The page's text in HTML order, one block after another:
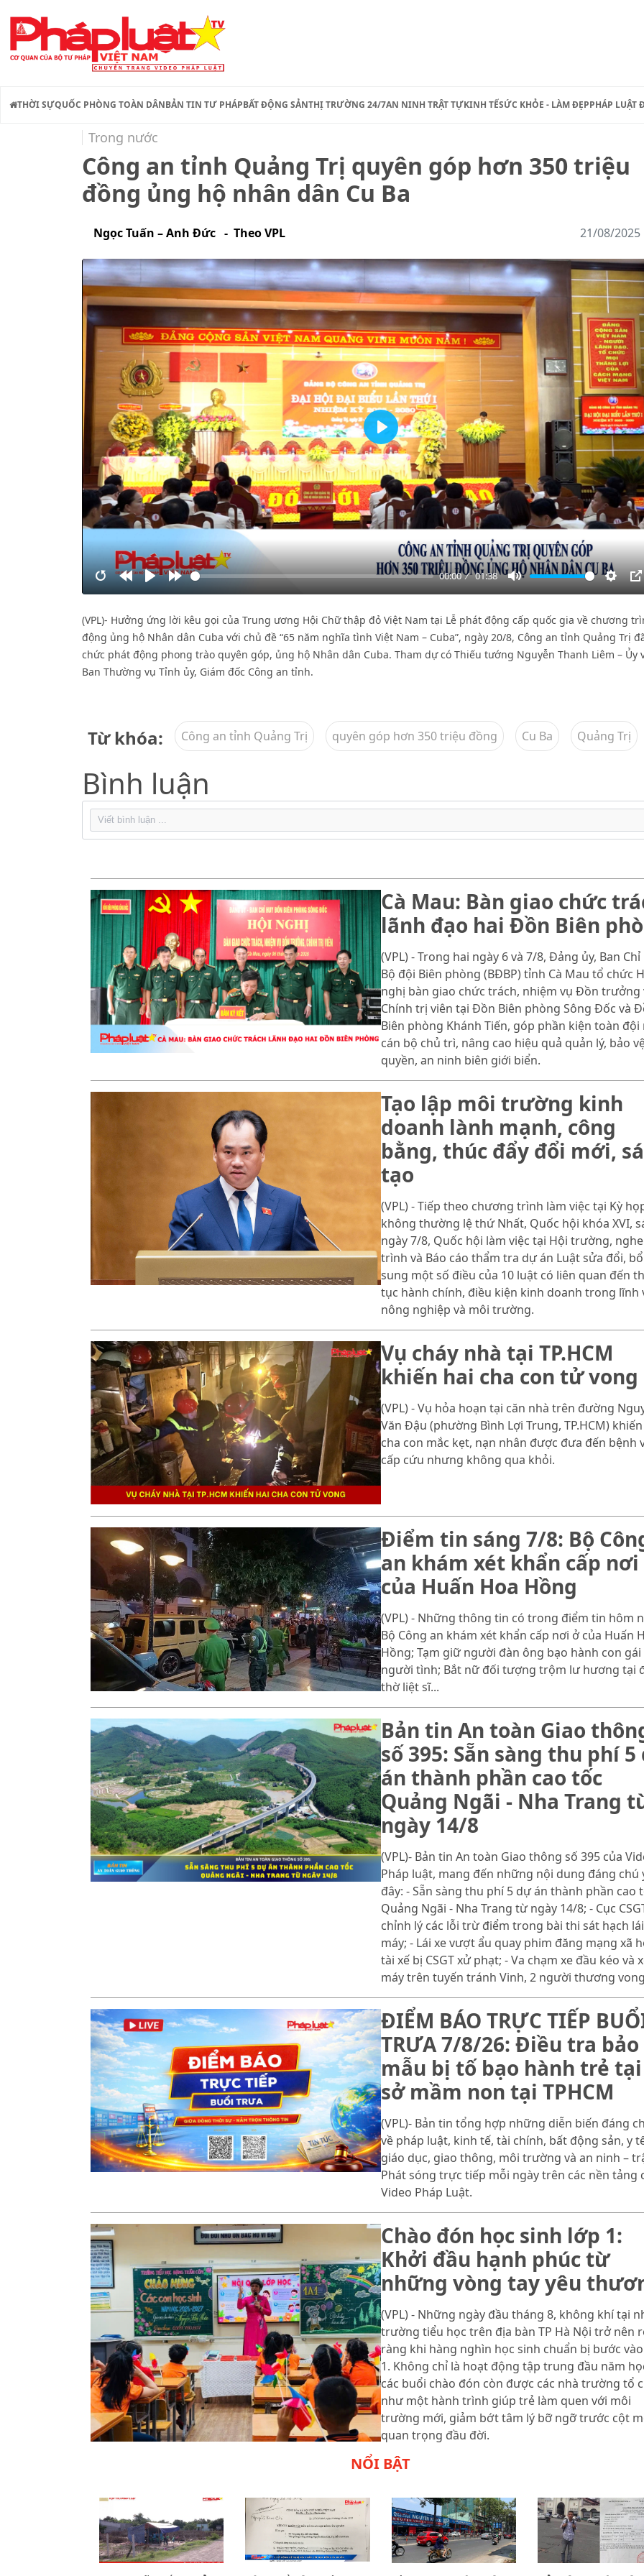
THỜI SỰQUỐC PHÒNG TOÀN DÂNBẢN TIN TƯ PHÁPBẤT ĐỘNG SẢNTHỊ TRƯỜNG 24/7AN NINH TRẬT TỰKINH TẾSỨC KHỎE - LÀM ĐẸPPHÁP LUẬT
Trong nước
Công an tỉnh Quảng Trị quyên góp hơn 350 triệu
đồng ủng hộ nhân dân Cu Ba
Ngọc Tuấn – Anh Đức - Theo VPL 21/08/2025
RestartRewindPlay Forward
00:00 01:38
Mute
Play
(VPL)- Hưởng ứng lời kêu gọi của Trung ương Hội Chữ thập đỏ Việt Nam tại Lễ phát động cấp quốc gia về chương
động ủng hộ Nhân dân Cuba với chủ đề “65 năm nghĩa tình Việt Nam – Cuba”, ngày 20/8, Công an tỉnh Quảng Trị
chức phát động phong trào quyên góp, ủng hộ Nhân dân Cuba. Tham dự có Thiếu tướng Nguyễn Thanh Liêm – Ủy
Ban Thường vụ Tỉnh ủy, Giám đốc Công an tỉnh.
Từ khóa: Công an tỉnh Quảng Trị quyên góp hơn 350 triệu đồng Cu Ba Quảng Trị
Bình luận
Cà Mau: Bàn giao chức
lãnh đạo hai Đồn Biên
(VPL) - Trong hai ngày 6 và 7/8, Đảng ủy, Ban Chỉ
Bộ đội Biên phòng (BĐBP) tỉnh Cà Mau tổ chức
nghị bàn giao chức trách, nhiệm vụ Đồn trưởng
Chính trị viên tại Đồn Biên phòng Sông Đốc và
Biên phòng Khánh Tiến, góp phần kiện toàn đội
cán bộ chủ trì, nâng cao hiệu quả quản lý, bảo
quyền, an ninh biên giới biển.
Tạo lập môi trường kinh
doanh lành mạnh, công
bằng, thúc đẩy đổi mới,
tạo
(VPL) - Tiếp theo chương trình làm việc tại Kỳ
không thường lệ thứ Nhất, Quốc hội khóa XVI,
ngày 7/8, Quốc hội làm việc tại Hội trường, nghe
trình và Báo cáo thẩm tra dự án Luật sửa đổi, bổ
sung một số điều của 10 luật có liên quan đến
tục hành chính, điều kiện kinh doanh trong lĩnh
nông nghiệp và môi trường.
Vụ cháy nhà tại TP.HCM
khiến hai cha con tử vong
(VPL) - Vụ hỏa hoạn tại căn nhà trên đường
Văn Đậu (phường Bình Lợi Trung, TP.HCM)
cha con mắc kẹt, nạn nhân được đưa đến bệnh
cấp cứu nhưng không qua khỏi.
Điểm tin sáng 7/8: Bộ
an khám xét khẩn cấp nơi
của Huấn Hoa Hồng
(VPL) - Những thông tin có trong điểm tin hôm
Bộ Công an khám xét khẩn cấp nơi ở của Huấn
Hồng; Tạm giữ người đàn ông bạo hành con gái
người tình; Bắt nữ đối tượng trộm lư hương tại
thờ liệt sĩ...
Bản tin An toàn Giao
số 395: Sẵn sàng thu phí
án thành phần cao tốc
Quảng Ngãi - Nha Trang
ngày 14/8
(VPL)- Bản tin An toàn Giao thông số 395 của
Pháp luật, mang đến những nội dung đáng chú
đây: - Sẵn sàng thu phí 5 dự án thành phần cao
Quảng Ngãi - Nha Trang từ ngày 14/8; - Cục
chỉnh lý các lỗi trừ điểm trong bài thi sát hạch
máy; - Lái xe vượt ẩu quay phim đăng mạng xã
tài xế bị CSGT xử phạt; - Va chạm xe đầu kéo và
máy trên tuyến tránh Vinh, 2 người thương
ĐIỂM BÁO TRỰC TIẾP
TRƯA 7/8/26: Điều tra bảo
mẫu bị tố bạo hành trẻ
sở mầm non tại TPHCM
(VPL)- Bản tin tổng hợp những diễn biến đáng
về pháp luật, kinh tế, tài chính, bất động sản, y
giáo dục, giao thông, môi trường và an ninh –
Phát sóng trực tiếp mỗi ngày trên các nền tảng
Video Pháp Luật.
Chào đón học sinh lớp 1:
Khởi đầu hạnh phúc từ
những vòng tay yêu
(VPL) - Những ngày đầu tháng 8, không khí tại
trường tiểu học trên địa bàn TP Hà Nội trở nên
ràng khi hàng nghìn học sinh chuẩn bị bước
1. Không chỉ là hoạt động tập trung đầu năm
các buổi chào đón còn được các nhà trường tổ
như một hành trình giúp trẻ làm quen với môi
trường mới, giảm bớt tâm lý bỡ ngỡ trước cột
quan trọng đầu đời.
NỔI BẬT